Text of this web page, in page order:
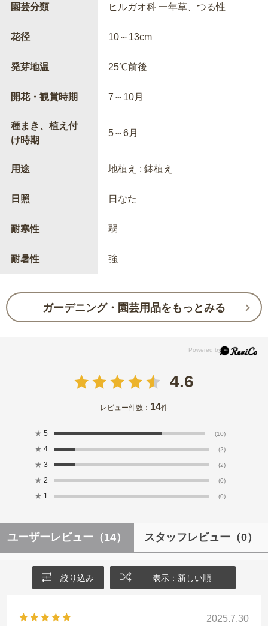
園芸分類 ヒルガオ科 一年草、つる性
花径 10～13cm
発芽地温 25℃前後
開花・観賞時期 7～10月
種まき、植え付
け時期
5～6月
用途 地植え ; 鉢植え
日照 日なた
耐寒性 弱
耐暑性 強
ガーデニング・園芸用品をもっとみる
4.6
レビュー件数： 14件
★ 5 (10)
★ 4 (2)
★ 3 (2)
★ 2 (0)
★ 1 (0)
ユーザーレビュー （14） スタッフレビュー （0）
絞り込み 表示：新しい順
2025.7.30